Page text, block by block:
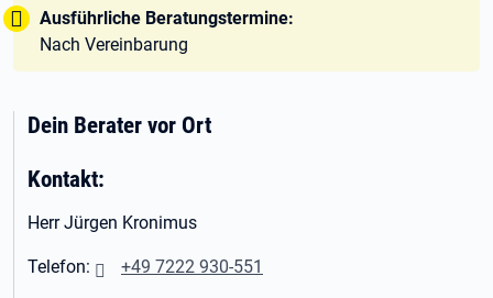
Tipp:
Ausführliche Beratungstermine:
Nach Vereinbarung
Dein Berater vor Ort
Kontakt:
Herr Jürgen Kronimus
Telefon: +49 7222 930-551